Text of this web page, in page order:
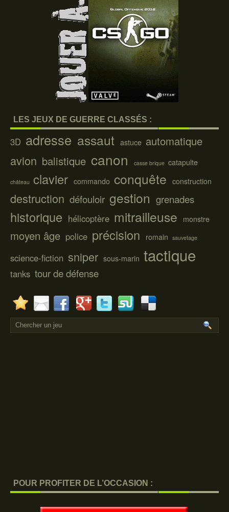
LES JEUX DE GUERRE CLASSÉS :
3D adresse assaut astuce automatique
avion balistique canon casse brique catapulte
château clavier commando conquête construction
destruction défouloir gestion grenades
historique hélicoptère mitrailleuse monstre
moyen âge police précision romain sauvetage
science-fiction sniper sous-marin tactique
tanks tour de défense
POUR PROFITER DE L’OCCASION :